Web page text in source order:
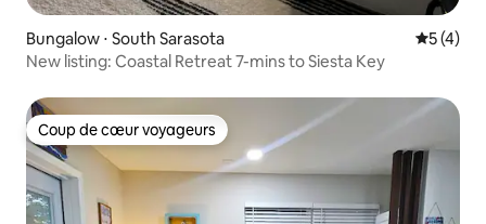
Bungalow ⋅ South Sarasota
5 (4)
New listing: Coastal Retreat 7-mins to Siesta Key
Coup de cœur voyageurs
Coup de cœur voyageurs